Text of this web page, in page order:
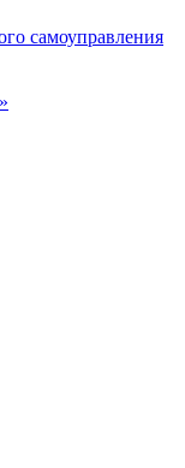
самоуправления